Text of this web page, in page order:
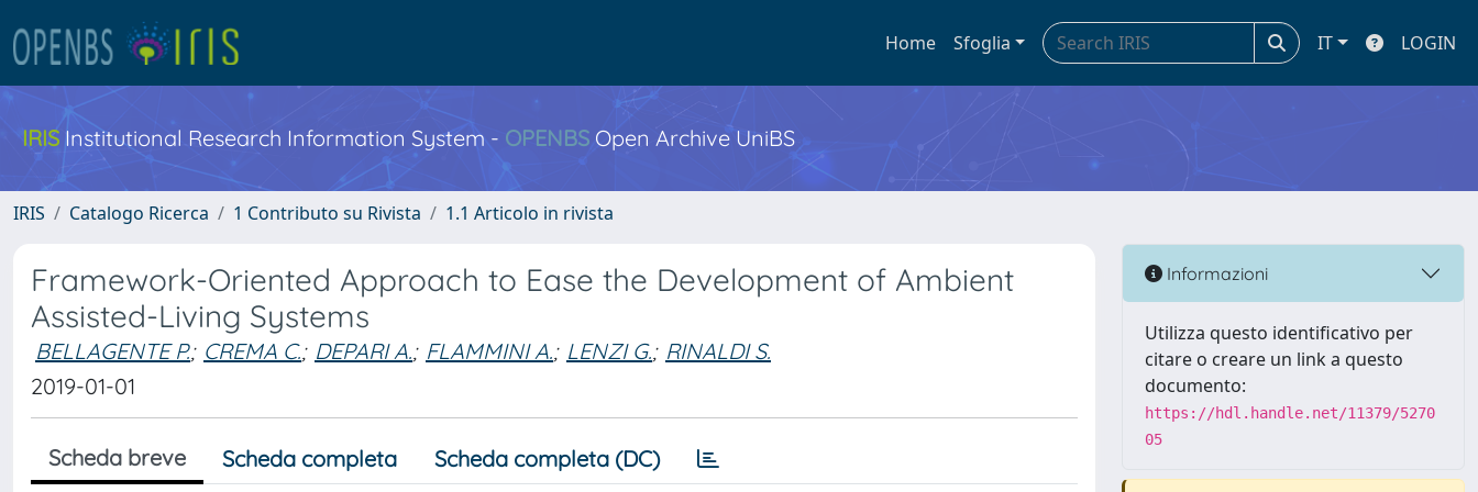
Home Sfoglia IT LOGIN
IRIS Institutional Research Information System - OPENBS Open Archive UniBS
IRIS Catalogo Ricerca 1 Contributo su Rivista 1.1 Articolo in rivista
Framework-Oriented Approach to Ease the Development of Ambient
Assisted-Living Systems
BELLAGENTE P.; CREMA C.; DEPARI A.; FLAMMINI A.; LENZI G.; RINALDI S.
2019-01-01
Scheda breve Scheda completa Scheda completa (DC)
Informazioni
Utilizza questo identificativo per
citare o creare un link a questo
documento:
https://hdl.handle.net/11379/5270
05